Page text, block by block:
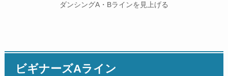
ダンシングA・Bラインを見上げる
ビギナーズAライン